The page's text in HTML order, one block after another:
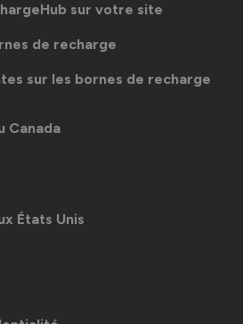
sur votre site
de recharge
sur les bornes de recharge
Canada
États Unis